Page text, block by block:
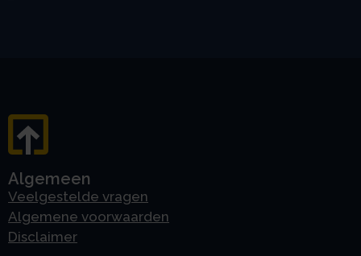
Algemeen
Veelgestelde vragen
Algemene voorwaarden
Disclaimer